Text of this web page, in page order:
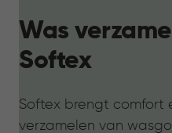
Was
Softex
Softex brengt comfort
verzamelen van